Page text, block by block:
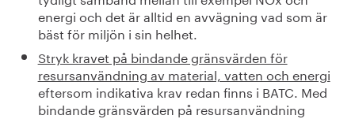
energi och det är alltid en avvägning vad som är
bäst för miljön i sin helhet.
Stryk kravet på bindande gränsvärden för
resursanvändning av material, vatten och energi
eftersom indikativa krav redan finns i BATC. Med
bindande gränsvärden på resursanvändning